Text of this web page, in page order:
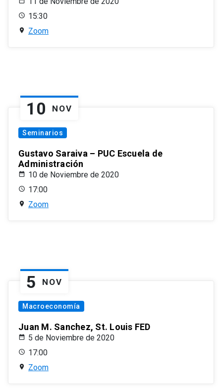
15:30
Zoom
10 NOV
Seminarios
Gustavo Saraiva – PUC Escuela de
Administración
10 de Noviembre de 2020
17:00
Zoom
5 NOV
Macroeconomía
Juan M. Sanchez, St. Louis FED
5 de Noviembre de 2020
17:00
Zoom